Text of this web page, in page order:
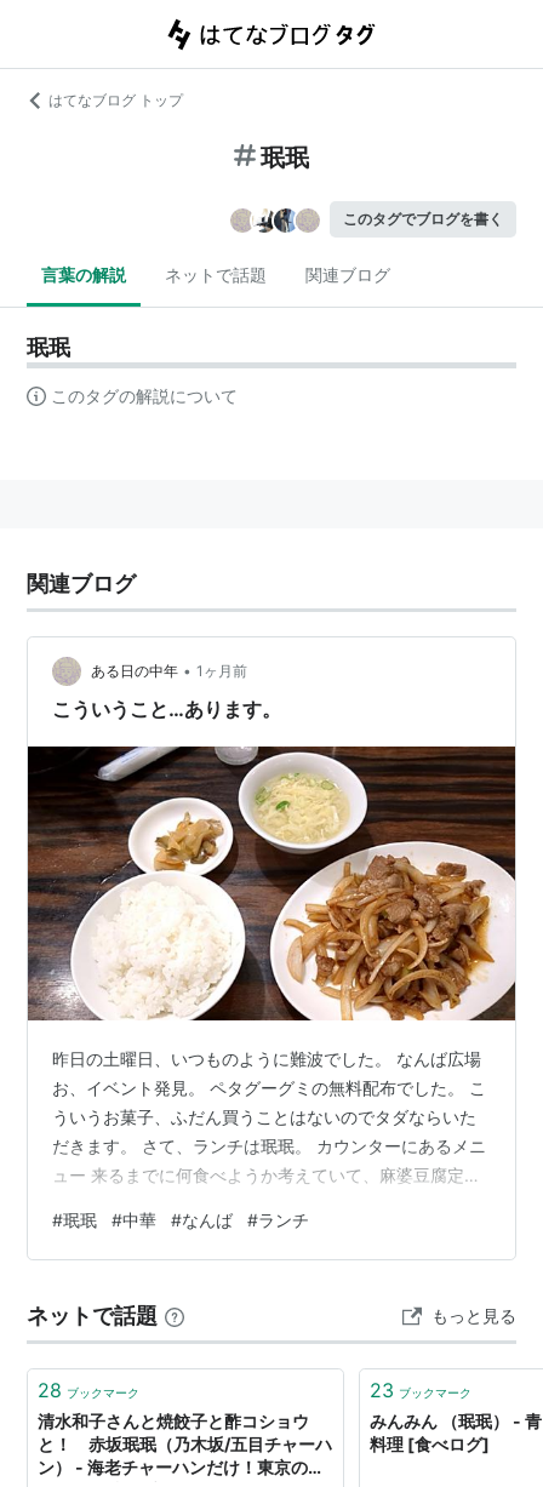
はてなブログ トップ
珉珉
このタグでブログを書く
言葉の解説 ネットで話題 関連ブログ
珉珉
このタグの解説について
関連ブログ
ある日の中年 • 1ヶ月前
こういうこと…あります。
昨日の土曜日、いつものように難波でした。 なんば広場
お、イベント発見。 ペタグーグミの無料配布でした。 こ
ういうお菓子、ふだん買うことはないのでタダならいた
だきます。 さて、ランチは珉珉。 カウンターにあるメニ
ュー 来るまでに何食べようか考えていて、麻婆豆腐定食
でやねん！とセルフツッコミ。 さっきまで麻婆豆腐食べ
る気満々だったのに、気づけばジンギスカンを注文して
的に注文していた。 まあ、ウマいのでいいのですが。 ご
ちそうさまでした。 ランキング参加中【公式】2023年開
設ブログ ランキ…
#珉珉 #中華 #なんば #ランチ
ネットで話題 もっと見る
28 ブックマーク
清水和子さんと焼餃子と酢コショウ
と！ 赤坂珉珉（乃木坂/五目チャーハ
ン） - 海老チャーハンだけ！東京のチ
23 ブックマーク
みんみん （珉珉） -
料理 [食べログ]